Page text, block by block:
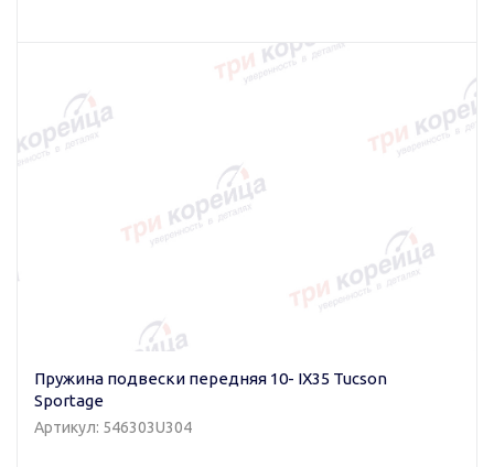
Пружина подвески передняя 10- IX35 Tucson
Sportage
Артикул: 546303U304